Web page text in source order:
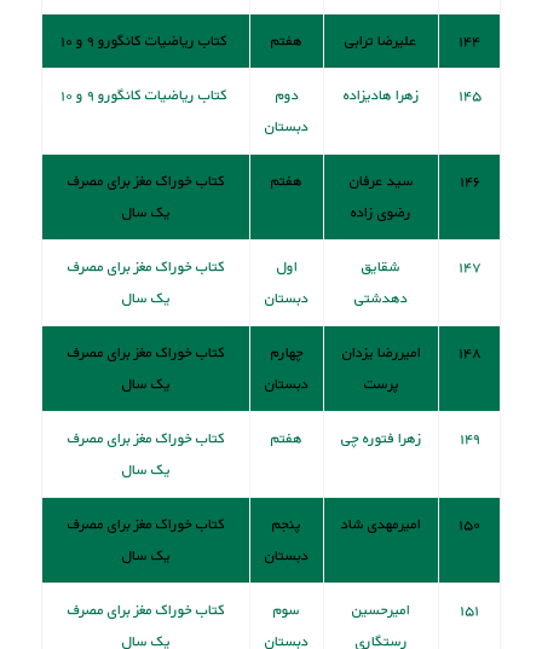
۱۴۴ علیرضا ترابی هفتم کتاب ریاضیات کانگورو ۹ و ۱۰
۱۴۵ زهرا هادیزاده
دوم
دبستان
کتاب ریاضیات کانگورو ۹ و ۱۰
۱۴۶
سید عرفان
رضوی زاده
هفتم
کتاب خوراک مغز برای مصرف
یک سال
۱۴۷
شقایق
دهدشتی
اول
دبستان
کتاب خوراک مغز برای مصرف
یک سال
۱۴۸
امیررضا یزدان
پرست
چهارم
دبستان
کتاب خوراک مغز برای مصرف
یک سال
۱۴۹ زهرا فتوره چی هفتم
کتاب خوراک مغز برای مصرف
یک سال
۱۵۰ امیرمهدی شاد
پنجم
دبستان
کتاب خوراک مغز برای مصرف
یک سال
۱۵۱
امیرحسین
رستگاری
سوم
دبستان
کتاب خوراک مغز برای مصرف
یک سال